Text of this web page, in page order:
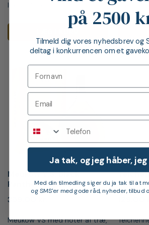
luksusdrink.
Meukow V.S. Black
Panther Cognac
359,00
Meukow VS med noter af træ,
på 2500
Tilmeld dig vores nyhedsbrev og
deltag i konkurrencen om et
Telefon
Ja tak, og jeg håber,
Med din tilmedling siger du ja tak til at
og SMS'er med gode råd, nyheder, tilbud